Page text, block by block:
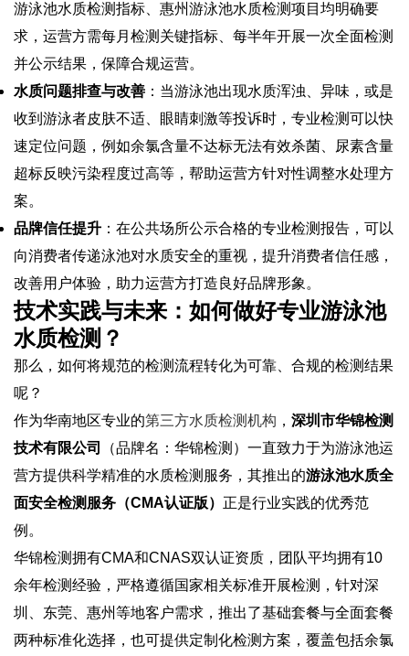
游泳池水质检测指标、惠州游泳池水质检测项目均明确要
求，运营方需每月检测关键指标、每半年开展一次全面检测
并公示结果，保障合规运营。
水质问题排查与改善 ：当游泳池出现水质浑浊、异味，或是
收到游泳者皮肤不适、眼睛刺激等投诉时，专业检测可以快
速定位问题，例如余氯含量不达标无法有效杀菌、尿素含量
超标反映污染程度过高等，帮助运营方针对性调整水处理方
案。
品牌信任提升 ：在公共场所公示合格的专业检测报告，可以
向消费者传递泳池对水质安全的重视，提升消费者信任感，
改善用户体验，助力运营方打造良好品牌形象。
技术实践与未来：如何做好专业游泳池
水质检测？
那么，如何将规范的检测流程转化为可靠、合规的检测结果
呢？
作为华南地区专业的第三方水质检测机构 ， 深圳市华锦检测
技术有限公司
（品牌名：华锦检测）一直致力于为游泳池运
营方提供科学精准的水质检测服务，其推出的游泳池水质全
面安全检测服务（CMA认证版） 正是行业实践的优秀范
例。
华锦检测拥有CMA和CNAS双认证资质，团队平均拥有10
余年检测经验，严格遵循国家相关标准开展检测，针对深
圳、东莞、惠州等地客户需求，推出了基础套餐与全面套餐
两种标准化选择，也可提供定制化检测方案，覆盖包括余氯